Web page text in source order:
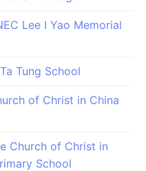
Lee I Yao Memorial
Tung School
of Christ in China
Church of Christ in
School